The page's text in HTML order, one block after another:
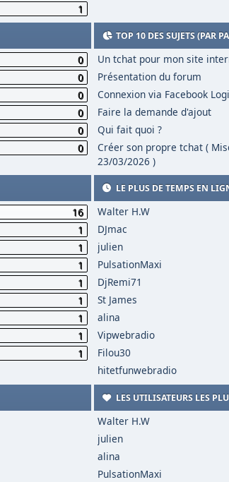
1
0
0
0
0
0
0
TOP 10 DES SUJETS (PAR
Un tchat pour mon site
Présentation du forum
Connexion via Facebook
Faire la demande d'ajout
Qui fait quoi ?
Créer son propre tchat (
23/03/2026 )
16
1
1
1
1
1
1
1
1
LE PLUS DE TEMPS EN
Walter H.W
DJmac
julien
PulsationMaxi
DjRemi71
St James
alina
Vipwebradio
Filou30
hitetfunwebradio
LES UTILISATEURS LES
Walter H.W
julien
alina
PulsationMaxi